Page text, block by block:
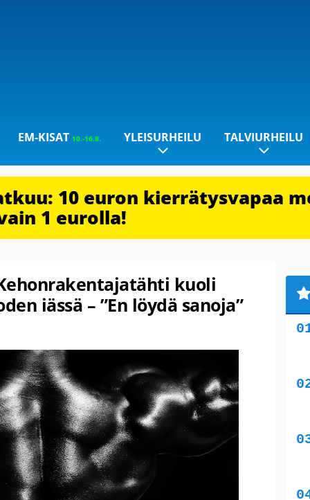
EM-KISAT 10.-16.8. YLEISURHEILU TALVIURHEILU
10 euron kierrätysvapaa
1 eurolla!
kuoli
iässä – ”En löydä sanoja”